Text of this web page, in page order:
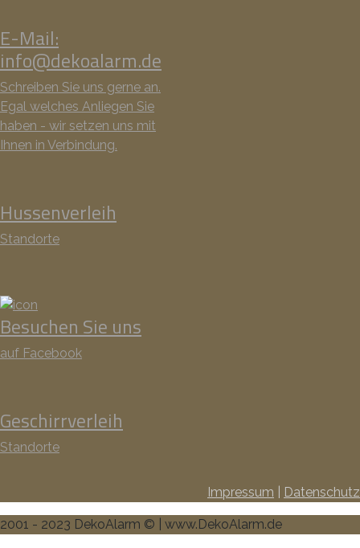
E-Mail:
info@dekoalarm.de
Schreiben Sie uns gerne an.
Egal welches Anliegen Sie
haben - wir setzen uns mit
Ihnen in Verbindung.
Hussenverleih
Standorte
Besuchen Sie uns
auf Facebook
Geschirrverleih
Standorte
Impressum Datenschutz
2001 - 2023 DekoAlarm © | www.DekoAlarm.de